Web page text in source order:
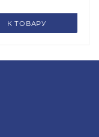
К ТОВАРУ